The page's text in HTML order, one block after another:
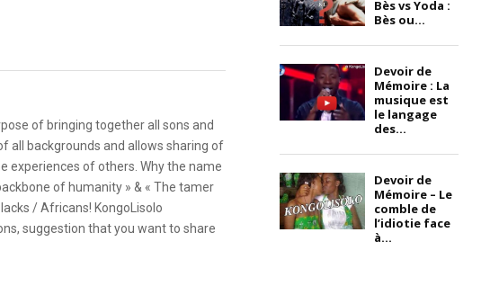
of bringing together all sons and
all backgrounds and allows sharing of
experiences of others. Why the name
of humanity » & « The tamer
/ Africans! KongoLisolo
suggestion that you want to share
Bès vs Yoda :
Bès ou...
Devoir de
Mémoire : La
musique est
le langage
des...
Devoir de
Mémoire – Le
comble de
l’idiotie face
à...